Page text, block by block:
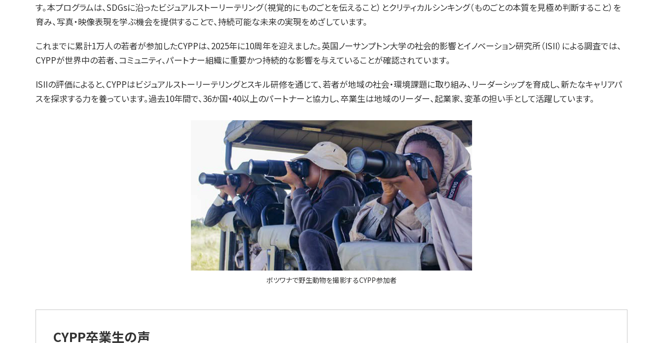
す。本プログラムは、SDGsに沿ったビジュアルストーリーテリング（視覚的にものごとを伝えること）とクリティカルシンキング（ものごとの本質を見極め判断すること）を
育み、写真・映像表現を学ぶ機会を提供することで、持続可能な未来の実現をめざしています。
これまでに累計1万人の若者が参加したCYPPは、2025年に10周年を迎えました。英国ノーサンプトン大学の社会的影響とイノベーション研究所（ISII）による調査では、
CYPPが世界中の若者、コミュニティ、パートナー組織に重要かつ持続的な影響を与えていることが確認されています。
ISIIの評価によると、CYPPはビジュアルストーリーテリングとスキル研修を通じて、若者が地域の社会・環境課題に取り組み、リーダーシップを育成し、新たなキャリアパ
スを探求する力を養っています。過去10年間で、36か国・40以上のパートナーと協力し、卒業生は地域のリーダー、起業家、変革の担い手として活躍しています。
ボツワナで野生動物を撮影するCYPP参加者
CYPP卒業生の声